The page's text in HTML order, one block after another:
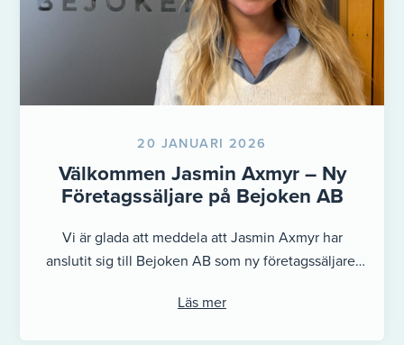
20 JANUARI 2026
Välkommen Jasmin Axmyr – Ny
Företagssäljare på Bejoken AB
Vi är glada att meddela att Jasmin Axmyr har
anslutit sig till Bejoken AB som ny företagssäljare.
Läs mer